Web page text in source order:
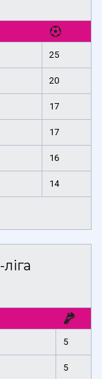
25
20
17
17
16
14
5
5